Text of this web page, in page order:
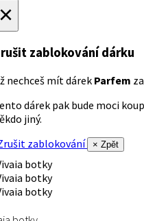
zablokování dárku
nechceš mít dárek Parfem
dárek pak bude moci
jiný.
zablokování
× Zpět